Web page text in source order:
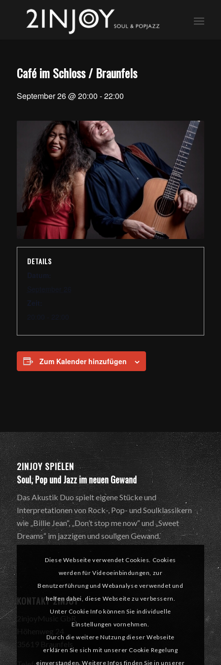
Café im Schloss / Braunfels
September 26 @ 20:00 -22:00
DETAILS
Zum Kalender hinzufügen
2INJOY SPIELEN
Soul, Pop und Jazz im neuen Gewand
Das Akustik Duo spielt eigene Stücke und
Interpretationen von Rock-, Pop- und Soulklassikern
wie „Billie Jean“, „Don’t stop me now“ und „Sweet
Dreams“ im jazzigen und souligen Gewand.
KONTAKT 2INJOY
2injoyMusic GbR
35619 Braunfels
Diese Webseite verwendet Cookies. Cookies
werden für Videoeinbindungen, zur
Benutzerführung und Webanalyse verwendet und
helfen dabei, diese Webseite zu verbessern.
Unter Cookie Info können Sie individuelle
Einstellungen vornehmen.
Durch die weitere Nutzung dieser Webseite
erklären Sie sich mit unserer Cookie Regelung
einverstanden. Weitere Infos finden Sie in unserer